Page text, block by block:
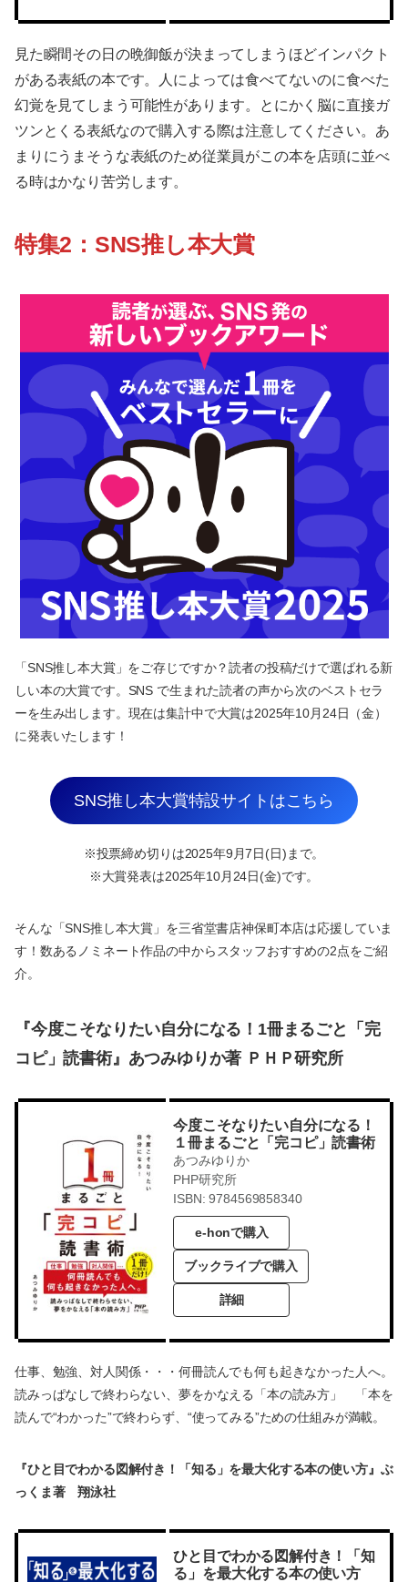
見た瞬間その日の晩御飯が決まってしまうほどインパクト
がある表紙の本です。人によっては食べてないのに食べた
幻覚を見てしまう可能性があります。とにかく脳に直接ガ
ツンとくる表紙なので購入する際は注意してください。あ
まりにうまそうな表紙のため従業員がこの本を店頭に並べ
る時はかなり苦労します。
特集2：SNS推し本大賞
「SNS推し本大賞」をご存じですか？読者の投稿だけで選ばれる新
しい本の大賞です。SNS で生まれた読者の声から次のベストセラ
ーを生み出します。現在は集計中で大賞は2025年10月24日（金）
に発表いたします！
SNS推し本大賞特設サイトはこちら
※投票締め切りは2025年9月7日(日)まで。
※大賞発表は2025年10月24日(金)です。
そんな「SNS推し本大賞」を三省堂書店神保町本店は応援していま
す！数あるノミネート作品の中からスタッフおすすめの2点をご紹
介。
『今度こそなりたい自分になる！1冊まるごと「完
コピ」読書術』あつみゆりか著 ＰＨＰ研究所
今度こそなりたい自分になる！
１冊まるごと「完コピ」読書術
あつみゆりか
PHP研究所
ISBN: 9784569858340
e-honで購入
ブックライブで購入
詳細
仕事、勉強、対人関係・・・何冊読んでも何も起きなかった人へ。
読みっぱなしで終わらない、夢をかなえる「本の読み方」 「本を
読んで“わかった”で終わらず、“使ってみる”ための仕組みが満載。
『ひと目でわかる図解付き！「知る」を最大化する本の使い方』ぶ
っくま著 翔泳社
ひと目でわかる図解付き！「知
る」を最大化する本の使い方